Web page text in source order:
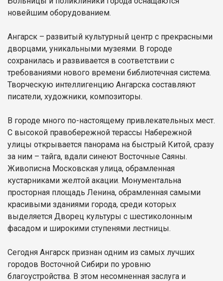
новейшим оборудованием.
Ангарск – развитый культурный центр с прекрасными
дворцами, уникальными музеями. В городе
сохранилась и развивается в соответствии с
требованиями нового времени библиотечная система.
Творческую интеллигенцию Ангарска составляют
писатели, художники, композиторы.
В городе много по-настоящему привлекательных мест.
С высокой правобережной терассы Набережной
улицы открывается панорама на быстрый Китой, сразу
за ним – тайга, вдали синеют Восточные Саяны.
Живописна Московская улица, обрамленная
кустарниками желтой акации. Монументальна
просторная площадь Ленина, обрамленная самыми
красивыми зданиями города, среди которых
выделяется Дворец культуры с шестиколонным
фасадом и широкими ступенями лестницы.
Сегодня Ангарск признан одним из самых лучших
городов Восточной Сибири по уровню
благоустройства. В этом несомненная заслуга и